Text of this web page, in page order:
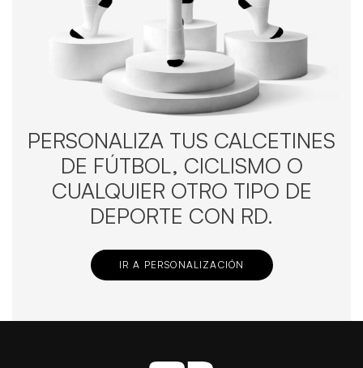
PERSONALIZA TUS CALCETINES
DE FÚTBOL, CICLISMO O
CUALQUIER OTRO TIPO DE
DEPORTE CON RD.
IR A PERSONALIZACIÓN